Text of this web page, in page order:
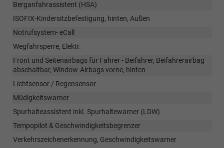
Berganfahrassistent (HSA)
ISOFIX-Kindersitzbefestigung, hinten, Außen
Notrufsystem- eCall
Wegfahrsperre, Elektr.
Front und Seitenairbags für Fahrer - Beifahrer, Beifahrerairbag
abschaltbar, Window-Airbags vorne, hinten
Lichtsensor / Regensensor
Müdigkeitswarner
Spurhalteassistent inkl. Spurhaltewarner (LDW)
Tempopilot & Geschwindigkeitsbegrenzer
Verkehrszeichenerkennung, Geschwindigkeitswarner